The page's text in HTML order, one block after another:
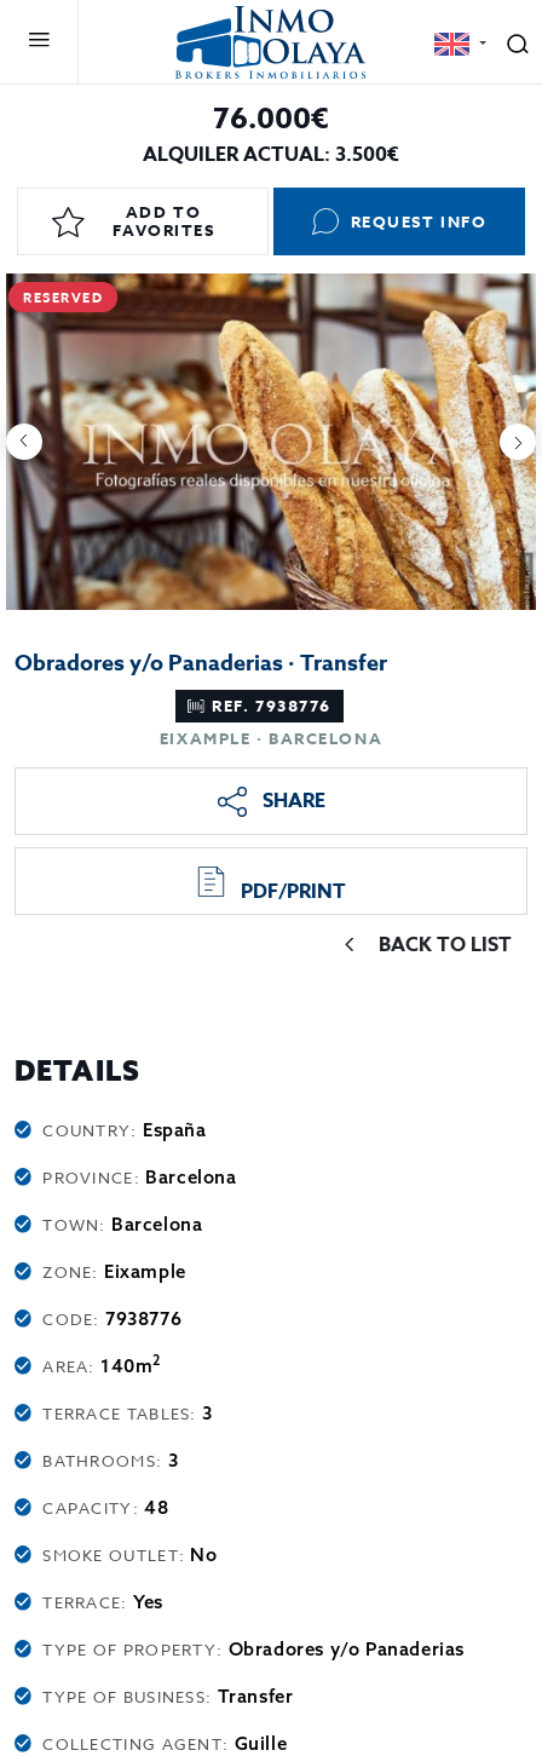
76.000€
ALQUILER ACTUAL: 3.500€
ADD TO
FAVORITES
REQUEST INFO
RESERVED
Obradores y/o Panaderias · Transfer
REF. 7938776
EIXAMPLE · BARCELONA
SHARE
PDF/PRINT
BACK TO LIST
DETAILS
COUNTRY: España
PROVINCE: Barcelona
TOWN: Barcelona
ZONE: Eixample
CODE:7938776
AREA: 140m2
TERRACE TABLES:3
BATHROOMS: 3
CAPACITY:48
SMOKE OUTLET: No
TERRACE: Yes
TYPE OF PROPERTY: Obradores y/o Panaderias
TYPE OF BUSINESS: Transfer
COLLECTING AGENT: Guille